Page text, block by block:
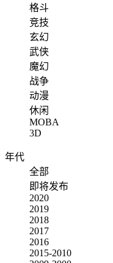
格斗
竞技
玄幻
武侠
魔幻
战争
动漫
休闲
MOBA
3D
年代
全部
即将发布
2020
2019
2018
2017
2016
2015-2010